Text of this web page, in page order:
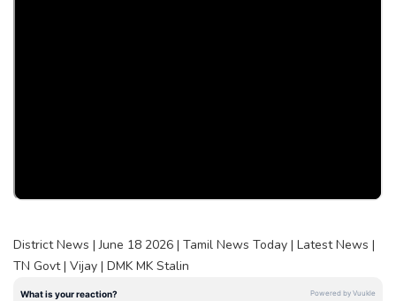
District News | June 18 2026 | Tamil News Today | Latest News |
TN Govt | Vijay | DMK MK Stalin